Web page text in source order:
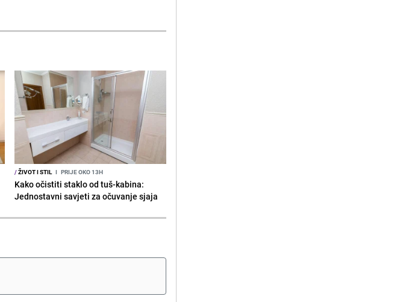
/ŽIVOT I STIL I PRIJE OKO 13H
Kako očistiti staklo od tuš-kabina:
Jednostavni savjeti za očuvanje sjaja